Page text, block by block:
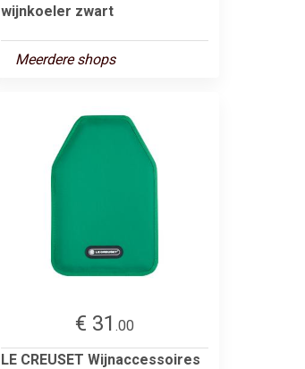
wijnkoeler zwart
Meerdere shops
€ 31 .00
LE CREUSET Wijnaccessoires